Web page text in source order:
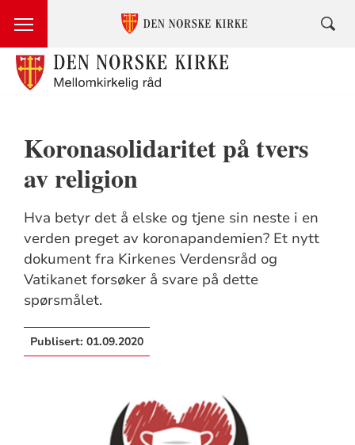
Koronasolidaritet på tvers
av religion
Hva betyr det å elske og tjene sin neste i en
verden preget av koronapandemien? Et nytt
dokument fra Kirkenes Verdensråd og
Vatikanet forsøker å svare på dette
spørsmålet.
Publisert: 01.09.2020